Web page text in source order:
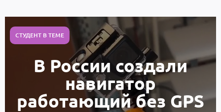
СТУДЕНТ В ТЕМЕ
В России создали
навигатор
работающий без GPS